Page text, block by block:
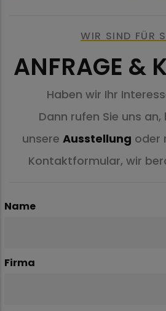
WIR SIND FÜR
ANFRAGE &
Haben wir Ihr
Dann rufen Sie uns an,
unsere Ausstellung oder
Kontaktformular, wir
Name
Firma